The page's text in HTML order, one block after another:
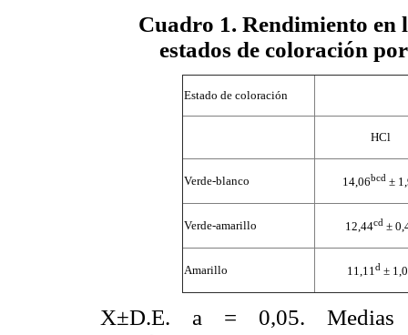
Cuadro 1. Rendimiento en
estados de coloración
Estado de coloración
HCl
Verde-blanco 14,06bcd ±
Verde-amarillo 12,44cd ±
Amarillo 11,11d ±
X±D.E. a = 0,05. Medias